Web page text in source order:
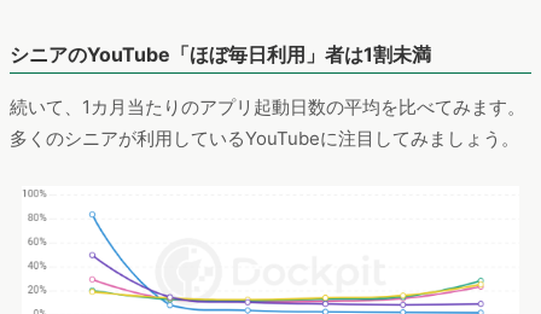
シニアのYouTube「ほぼ毎日利用」者は1割未満
続いて、1カ月当たりのアプリ起動日数の平均を比べてみます。
多くのシニアが利用しているYouTubeに注目してみましょう。